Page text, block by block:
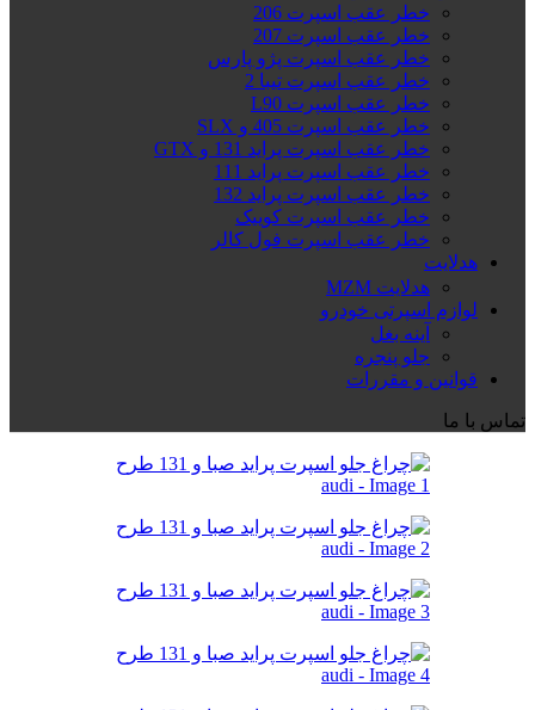
خطر عقب اسپرت 206
خطر عقب اسپرت 207
خطر عقب اسپرت پژو پارس
خطر عقب اسپرت تیبا 2
خطر عقب اسپرت L90
خطر عقب اسپرت 405 و SLX
خطر عقب اسپرت پراید 131 و GTX
خطر عقب اسپرت پراید 111
خطر عقب اسپرت پراید 132
خطر عقب اسپرت کوییک
خطر عقب اسپرت فول کالر
هدلایت
هدلایت MZM
لوازم اسپرتی خودرو
آینه بغل
جلو پنجره
قوانین و مقررات
تماس با ما